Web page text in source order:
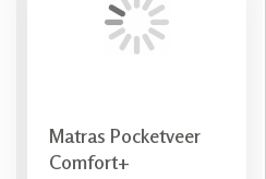
u een bed en is de totale
dan wordt uw bed volledig
rompslomp kunt u die
Matras Pocketveer
Comfort+